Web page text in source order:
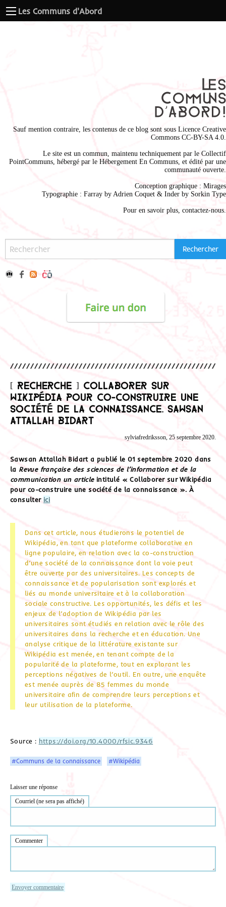
Les Communs d'Abord
Sauf mention contraire, les contenus de ce blog sont sous Licence Creative
Commons CC-BY-SA 4.0
Le site est un commun, maintenu techniquement par le Collectif
PointCommuns , hébergé par le Hébergement En Communs , et édité par une
communauté ouverte.
Conception graphique : Mirages
Typographie : Farray by Adrien Coquet & Inder by Sorkin Type
Pour en savoir plus, contactez-nous
[ Recherche ] Collaborer sur
Wikipédia pour co-construire une
société de la connaissance. Sawsan
Attallah Bidart
sylviafredriksson, 25 septembre 2020.
Sawsan Attallah Bidart a publié le 01 septembre 2020 dans
la Revue française des sciences de l’information et de la
communication un article intitulé « Collaborer sur Wikipédia
pour co-construire une société de la connaissance ». À
consulter ici
Dans cet article, nous étudierons le potentiel de
Wikipédia, en tant que plateforme collaborative en
ligne populaire, en relation avec la co-construction
d’une société de la connaissance dont la voie peut
être ouverte par des universitaires. Les concepts de
connaissance et de popularisation sont explorés et
liés au monde universitaire et à la collaboration
sociale constructive. Les opportunités, les défis et les
enjeux de l’adoption de Wikipédia par les
universitaires sont étudiés en relation avec le rôle des
universitaires dans la recherche et en éducation. Une
analyse critique de la littérature existante sur
Wikipédia est menée, en tenant compte de la
popularité de la plateforme, tout en explorant les
perceptions négatives de l’outil. En outre, une enquête
est menée auprès de 85 femmes du monde
universitaire afin de comprendre leurs perceptions et
leur utilisation de la plateforme.
Source : https://doi.org/10.4000/rfsic.9346
#Communs de la connaissance #Wikipédia
Laisser une réponse
Courriel (ne sera pas affiché)
Commenter